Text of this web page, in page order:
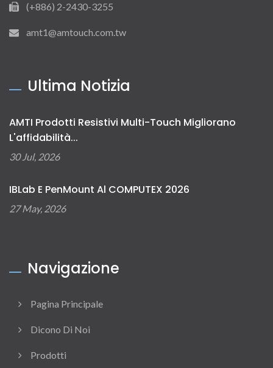
(+886) 2-2430-3255
amt1@amtouch.com.tw
Ultima Notizia
AMTI Prodotti Resistivi Multi-Touch Migliorano
L'affidabilità...
30 Jul, 2026
IBLab E PenMount Al COMPUTEX 2026
27 May, 2026
Navigazione
Pagina Principale
Dicono Di Noi
Prodotti